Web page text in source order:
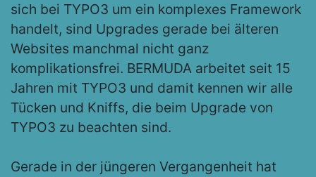
sich bei TYPO3 um ein komplexes Framework
handelt, sind Upgrades gerade bei älteren
Websites manchmal nicht ganz
komplikationsfrei. BERMUDA arbeitet seit 15
Jahren mit TYPO3 und damit kennen wir alle
Tücken und Kniffs, die beim Upgrade von
TYPO3 zu beachten sind.
Gerade in der jüngeren Vergangenheit hat